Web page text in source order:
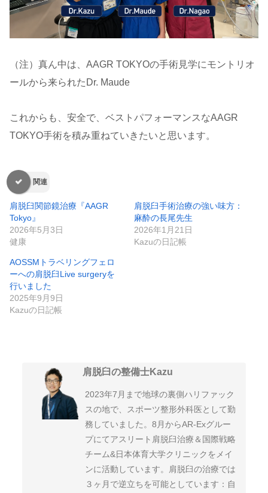
（注）真ん中は、AAGR TOKYOの手術見学にモントリオ
ールから来られたDr. Maude
これからも、安全で、ベストパフォーマンスなAAGR
TOKYO手術を積み重ねていきたいと思います。
関連
肩脱臼関節鏡治療『AAGR
Tokyo』
2026年5月3日
健康
肩脱臼手術治療の強い味方：
麻酔の長尾先生
2026年1月21日
Kazuの日記帳
AOSSMトラベリングフェロ
ーへの肩脱臼Live surgeryを
行いました
2025年9月9日
Kazuの日記帳
肩脱臼の整備士Kazu
2023年7月まで地球の裏側ハリファック
スの地で、スポーツ整形外科医として勤
務していました。8月からAR-Exグルー
プにてアスリート肩脱臼治療＆国際戦略
チーム&日本体育大学クリニックをメイ
ンに活動しています。肩脱臼の治療では
３ヶ月で逆立ちを可能としています：自